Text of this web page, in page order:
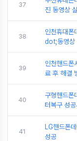
37
진 동영상
38
인천휴대
dot;동영상
39
인천핸드
료 후 해결
40
구형핸드
터복구 성공
41
LG핸드폰
성공